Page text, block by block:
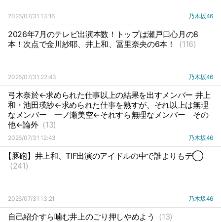
2026/07/31 13:16 乃木坂46
2026年7月のテレビ出演本数！トップは瀬戸口心月の8
本！次点で金川紗耶、井上和、冨里奈央の6本！
(116)
2026/07/31 22:43 乃木坂46
弓木奈於←求められた仕事以上の結果を出すメンバー 井上
和・池田瑛紗←求められた仕事を熟すが、それ以上は無理
なメンバー
一ノ瀬美空←それすら無理なメンバー
その
他←論外 (13)
2026/07/31 12:43 乃木坂46
【豚砲】井上和、TIF出演のアイドルの中で誰よりもデ◯
(241)
2026/07/31 13:21 乃木坂46
自己紹介すら噛む井上のごり押しやめよう (13)